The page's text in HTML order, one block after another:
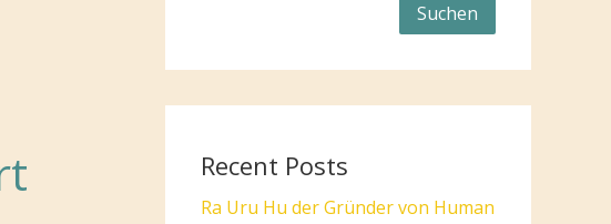
Suchen
Recent Posts
Ra Uru Hu der Gründer von Human